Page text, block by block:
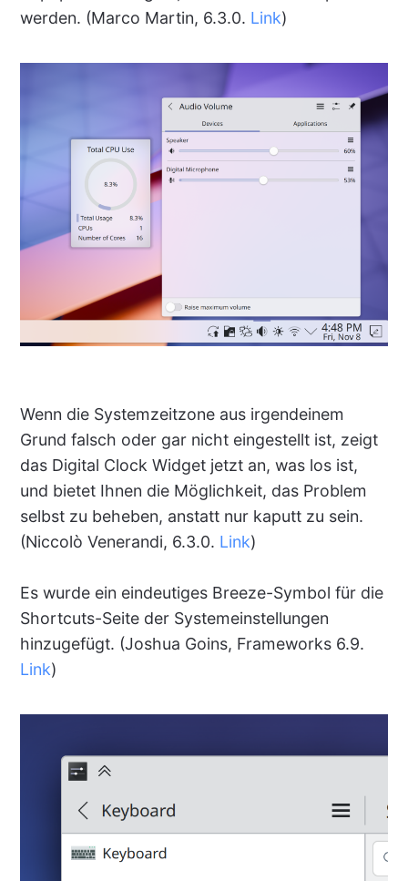
werden. (Marco Martin, 6.3.0. Link)
Wenn die Systemzeitzone aus irgendeinem
Grund falsch oder gar nicht eingestellt ist, zeigt
das Digital Clock Widget jetzt an, was los ist,
und bietet Ihnen die Möglichkeit, das Problem
selbst zu beheben, anstatt nur kaputt zu sein.
(Niccolò Venerandi, 6.3.0. Link)
Es wurde ein eindeutiges Breeze-Symbol für die
Shortcuts-Seite der Systemeinstellungen
hinzugefügt. (Joshua Goins, Frameworks 6.9.
Link)